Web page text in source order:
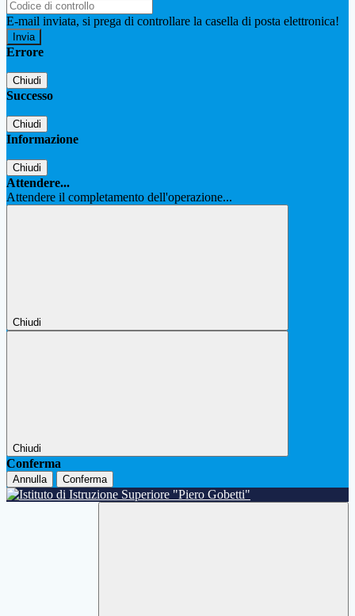
E-mail inviata, si prega di controllare la casella di posta elettronica!
Errore
Chiudi
Successo
Chiudi
Informazione
Chiudi
Attendere...
Attendere il completamento dell'operazione...
Chiudi
Chiudi
Conferma
Annulla Conferma